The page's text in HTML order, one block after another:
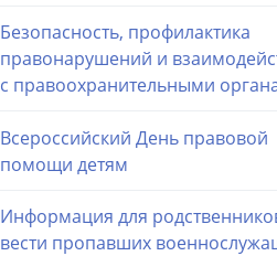
Безопасность, профилактика
правонарушений и
с правоохранительными
Всероссийский День правовой
помощи детям
Информация для
вести пропавших